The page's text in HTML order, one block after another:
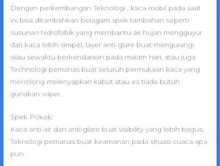
Dengan perkembangan Teknologi , kaca mobil pada saat
ini bisa ditambahkan beragam spek tambahan seperti
susunan hidrofobik yang membantu air hujan mengguyur
dari kaca lebih simpel, layer anti-glare buat mengurangi
silau sewaktu berkendaraan pada malam hari, atau juga
Technologi pemanas buat seluruh permukaan kaca yang
menolong melenyapkan kabut atau es tiada butuh
gunakan wiper.
Spek Pokok:
Kaca anti-air dan anti-glare buat visibility yang lebih bagus.
Teknologi pemanas buat keamanan pada situasi cuaca apa
pun.